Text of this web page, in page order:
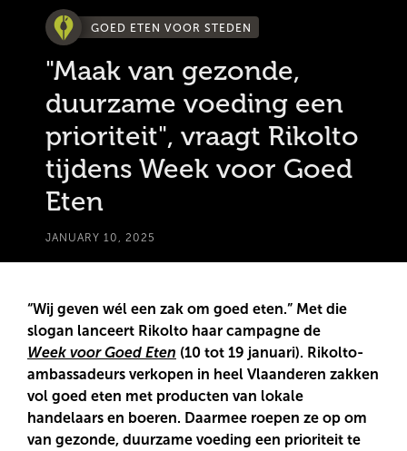
GOED ETEN VOOR STEDEN
"Maak van gezonde,
duurzame voeding een
prioriteit", vraagt Rikolto
tijdens Week voor Goed
Eten
JANUARY 10, 2025
“Wij geven wél een zak om goed eten.” Met die
slogan lanceert Rikolto haar campagne de
Week voor Goed Eten (10 tot 19 januari). Rikolto-
ambassadeurs verkopen in heel Vlaanderen zakken
vol goed eten met producten van lokale
handelaars en boeren. Daarmee roepen ze op om
van gezonde, duurzame voeding een prioriteit te